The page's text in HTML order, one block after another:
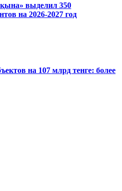
выделил 350
на 2026-2027 год
на 107 млрд тенге: более